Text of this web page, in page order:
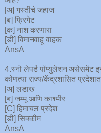
[अ] गस्तीचे जहाज
[ब] फ्रिगेट
[क] नाश करणारा
[डी] विमानवाहू वाहक
AnsA
4.स्नो लेपर्ड पॉप्युलेशन असेसमेंट
कोणत्या राज्य/केंद्रशासित
[अ] लडाख
[ब] जम्मू आणि काश्मीर
[C] हिमाचल प्रदेश
[डी] सिक्कीम
AnsA